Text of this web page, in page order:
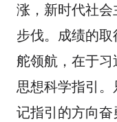
涨，新时代社
步伐。成绩的
舵领航，在于
思想科学指引
记指引的方向